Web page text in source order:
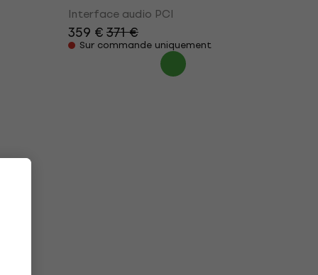
Interface audio PCI
359 €371 €
Sur commande uniquement